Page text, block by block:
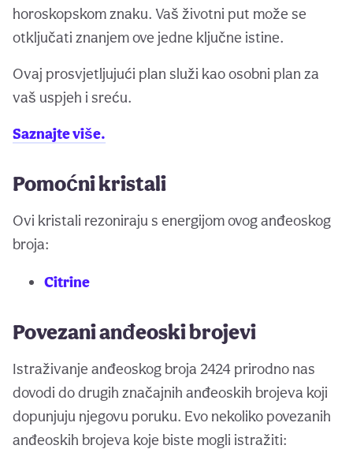
horoskopskom znaku. Vaš životni put može se
otključati znanjem ove jedne ključne istine.
Ovaj prosvjetljujući plan služi kao osobni plan za
vaš uspjeh i sreću.
Saznajte više.
Pomoćni kristali
Ovi kristali rezoniraju s energijom ovog anđeoskog
broja:
Citrine
Povezani anđeoski brojevi
Istraživanje anđeoskog broja 2424 prirodno nas
dovodi do drugih značajnih anđeoskih brojeva koji
dopunjuju njegovu poruku. Evo nekoliko povezanih
anđeoskih brojeva koje biste mogli istražiti: